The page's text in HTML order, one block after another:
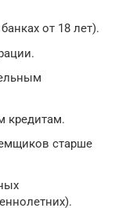
от 18 лет).
кредитам.
старше